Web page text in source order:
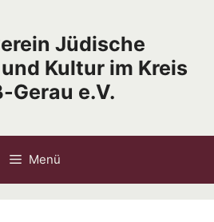
Jüdische
Kultur im Kreis
Gerau e.V.
Menü